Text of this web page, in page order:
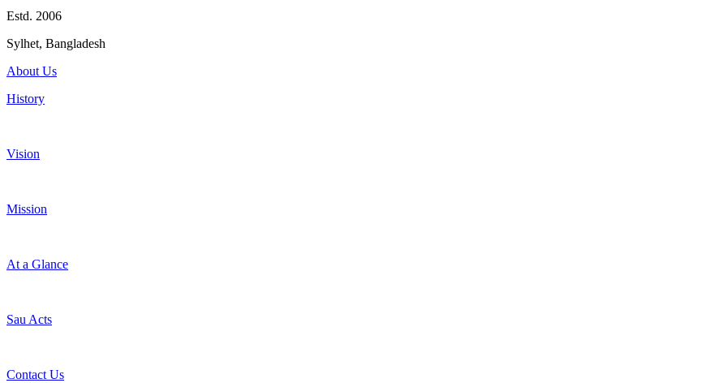
Estd. 2006
Sylhet, Bangladesh
About Us
History
Vision
Mission
At a Glance
Sau Acts
Contact Us